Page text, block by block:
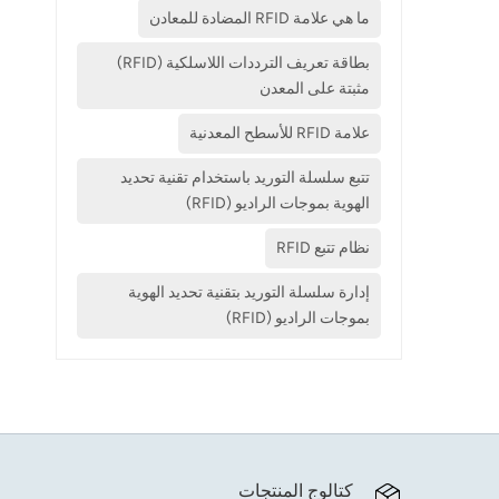
ما هي علامة RFID المضادة للمعادن
بطاقة تعريف الترددات اللاسلكية (RFID)
مثبتة على المعدن
علامة RFID للأسطح المعدنية
تتبع سلسلة التوريد باستخدام تقنية تحديد
الهوية بموجات الراديو (RFID)
نظام تتبع RFID
إدارة سلسلة التوريد بتقنية تحديد الهوية
بموجات الراديو (RFID)
كتالوج المنتجات